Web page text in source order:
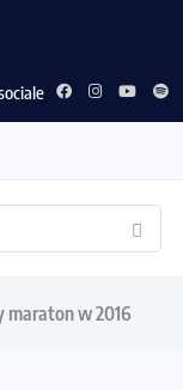
maraton w 2016